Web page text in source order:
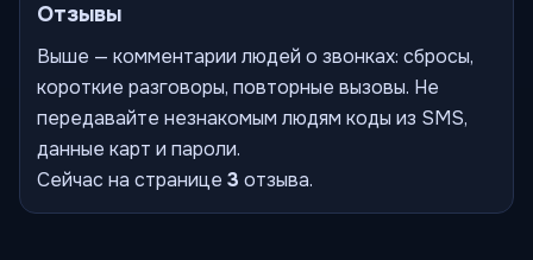
Отзывы
Выше — комментарии людей о звонках: сбросы,
короткие разговоры, повторные вызовы. Не
передавайте незнакомым людям коды из SMS,
данные карт и пароли.
Сейчас на странице 3 отзыва.